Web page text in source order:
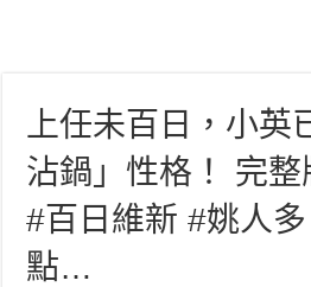
上任未百日，小英
沾鍋」性格！ 完
#百日維新 #姚人
點…